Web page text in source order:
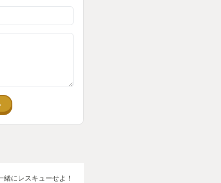
にレスキューせよ！